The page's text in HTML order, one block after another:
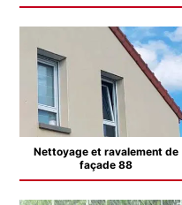
Nettoyage et ravalement de
façade 88